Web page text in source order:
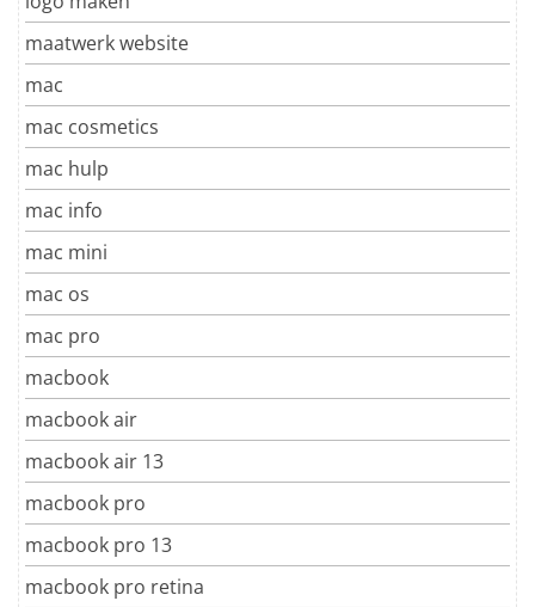
maatwerk website
mac
mac cosmetics
mac hulp
mac info
mac mini
mac os
mac pro
macbook
macbook air
macbook air 13
macbook pro
macbook pro 13
macbook pro retina